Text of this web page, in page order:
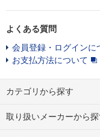
よくある質問
会員登録・ログインに
お支払方法について
カテゴリから探す
取り扱いメーカーから探